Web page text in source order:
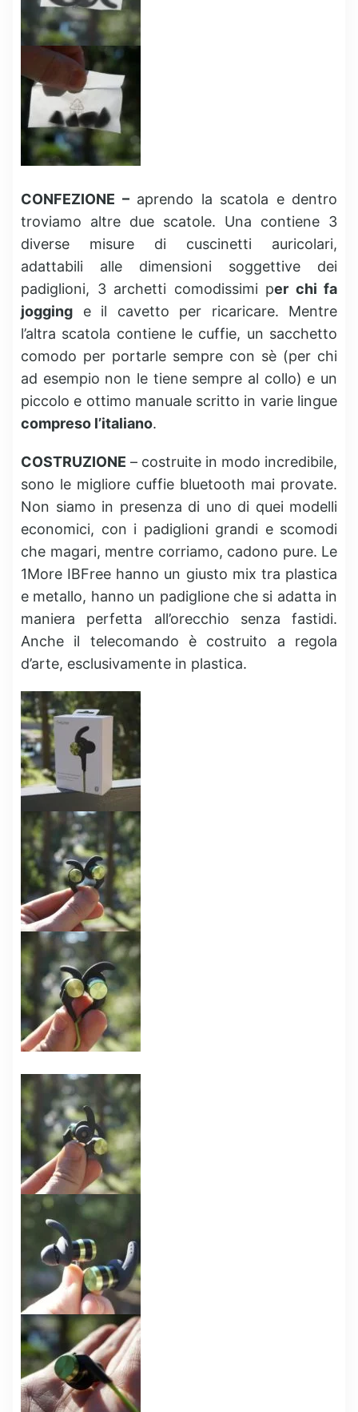
CONFEZIONE –aprendo la scatola e dentro
troviamo altre due scatole. Una contiene 3
diverse misure di cuscinetti auricolari,
adattabili alle dimensioni soggettive dei
padiglioni, 3 archetti comodissimi per chi fa
jogging e il cavetto per ricaricare. Mentre
l’altra scatola contiene le cuffie, un sacchetto
comodo per portarle sempre con sè (per chi
ad esempio non le tiene sempre al collo) e un
piccolo e ottimo manuale scritto in varie lingue
compreso l’italiano.
COSTRUZIONE – costruite in modo incredibile,
sono le migliore cuffie bluetooth mai provate.
Non siamo in presenza di uno di quei modelli
economici, con i padiglioni grandi e scomodi
che magari, mentre corriamo, cadono pure. Le
1More IBFree hanno un giusto mix tra plastica
e metallo, hanno un padiglione che si adatta in
maniera perfetta all’orecchio senza fastidi.
Anche il telecomando è costruito a regola
d’arte, esclusivamente in plastica.